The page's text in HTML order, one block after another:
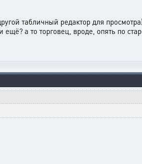
табличный редактор для
а то торговец, вроде, опять по